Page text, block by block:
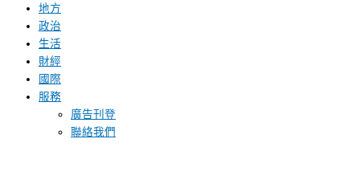
地方
政治
生活
財經
國際
服務
廣告刊登
聯絡我們